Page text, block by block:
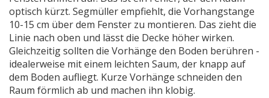
optisch kürzt. Segmüller empfiehlt, die Vorhangstange
10-15 cm über dem Fenster zu montieren. Das zieht die
Linie nach oben und lässt die Decke höher wirken.
Gleichzeitig sollten die Vorhänge den Boden berühren -
idealerweise mit einem leichten Saum, der knapp auf
dem Boden aufliegt. Kurze Vorhänge schneiden den
Raum förmlich ab und machen ihn klobig.